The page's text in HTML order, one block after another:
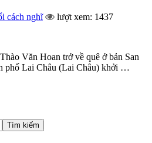
cách nghĩ lượt xem: 1437
Văn Hoan trở về quê ở bản San
phố Lai Châu (Lai Châu) khởi …